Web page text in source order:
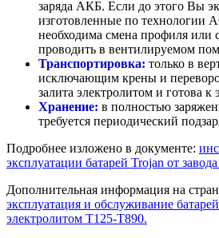
заряда АКБ. Если до этого Вы
изготовленные по технологии
необходима смена профиля или
проводить в вентилируемом
Транспортировка: только в
исключающим крены и
залита электролитом и готова к
Хранение: в полностью
требуется периодический
Подробнее изложено в документе:
эксплуатации батарей Trojan от
Дополнительная информация на
эксплуатация и обслуживание
электролитом T125-T890.